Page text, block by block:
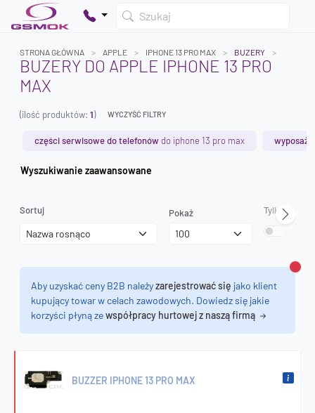
Szukaj
Dodaj produkty, aby kontynuować.
STRONA GŁÓWNA APPLE IPHONE 13 PRO MAX BUZERY
BUZERY DO APPLE IPHONE 13 PRO
MAX
(ilość produktów: 1) WYCZYŚĆ FILTRY
części serwisowe do telefonów do iphone 13 pro max
Wyszukiwanie zaawansowane
Sortuj Pokaż Tylko
Aby uzyskać ceny B2B należyzarejestrować się jako klient
kupujący towar w celach zawodowych. Dowiedz się jakie
korzyści płyną zewspółpracy hurtowej z naszą firmą
BUZZER IPHONE 13 PRO MAX